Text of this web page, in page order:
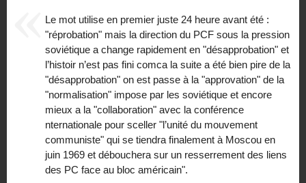
Le mot utilise en premier juste 24 heure avant été :
"réprobation" mais la direction du PCF sous la pression
soviétique a change rapidement en "désapprobation" et
l’histoir n’est pas fini comca la suite a été bien pire de la
"désapprobation" on est passe à la "approvation" de la
"normalisation" impose par les soviétique et encore
mieux a la "collaboration" avec la conférence
nternationale pour sceller "l’unité du mouvement
communiste" qui se tiendra finalement à Moscou en
juin 1969 et débouchera sur un resserrement des liens
des PC face au bloc américain".